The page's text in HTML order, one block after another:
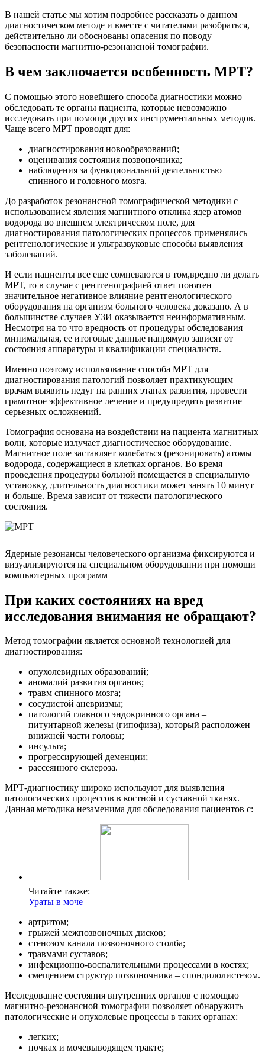
В нашей статье мы хотим подробнее рассказать о данном
диагностическом методе и вместе с читателями разобраться,
действительно ли обоснованы опасения по поводу
безопасности магнитно-резонансной томографии.
В чем заключается особенность МРТ?
С помощью этого новейшего способа диагностики можно
обследовать те органы пациента, которые невозможно
исследовать при помощи других инструментальных методов.
Чаще всего МРТ проводят для:
диагностирования новообразований;
оценивания состояния позвоночника;
наблюдения за функциональной деятельностью
спинного и головного мозга.
До разработок резонансной томографической методики с
использованием явления магнитного отклика ядер атомов
водорода во внешнем электрическом поле, для
диагностирования патологических процессов применялись
рентгенологические и ультразвуковые способы выявления
заболеваний.
И если пациенты все еще сомневаются в том,вредно ли делать
МРТ, то в случае с рентгенографией ответ понятен –
значительное негативное влияние рентгенологического
оборудования на организм больного человека доказано. А в
большинстве случаев УЗИ оказывается неинформативным.
Несмотря на то что вредность от процедуры обследования
минимальная, ее итоговые данные напрямую зависят от
состояния аппаратуры и квалификации специалиста.
Именно поэтому использование способа МРТ для
диагностирования патологий позволяет практикующим
врачам выявить недуг на ранних этапах развития, провести
грамотное эффективное лечение и предупредить развитие
серьезных осложнений.
Томография основана на воздействии на пациента магнитных
волн, которые излучает диагностическое оборудование.
Магнитное поле заставляет колебаться (резонировать) атомы
водорода, содержащиеся в клетках органов. Во время
проведения процедуры больной помещается в специальную
установку, длительность диагностики может занять 10 минут
и больше. Время зависит от тяжести патологического
состояния.
Ядерные резонансы человеческого организма фиксируются и
визуализируются на специальном оборудовании при помощи
компьютерных программ
При каких состояниях на вред
исследования внимания не обращают?
Метод томографии является основной технологией для
диагностирования:
опухолевидных образований;
аномалий развития органов;
травм спинного мозга;
сосудистой аневризмы;
патологий главного эндокринного органа –
питуитарной железы (гипофиза), который расположен
внижней части головы;
инсульта;
прогрессирующей деменции;
рассеянного склероза.
МРТ-диагностику широко используют для выявления
патологических процессов в костной и суставной тканях.
Данная методика незаменима для обследования пациентов с:
Читайте также:
Ураты в моче
артритом;
грыжей межпозвоночных дисков;
стенозом канала позвоночного столба;
травмами суставов;
инфекционно-воспалительными процессами в костях;
смещением структур позвоночника – спондилолистезом.
Исследование состояния внутренних органов с помощью
магнитно-резонансной томографии позволяет обнаружить
патологические и опухолевые процессы в таких органах:
легких;
почках и мочевыводящем тракте;